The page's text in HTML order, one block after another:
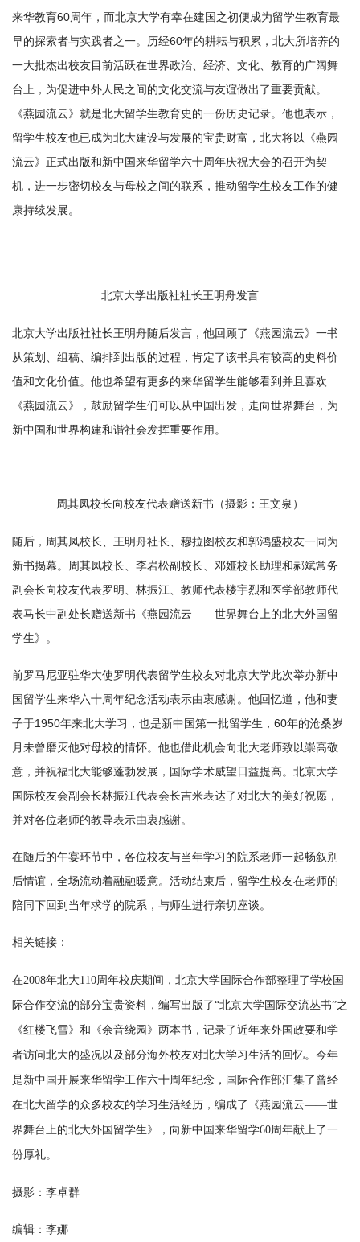
来华教育60周年，而北京大学有幸在建国之初便成为留学生教育最
早的探索者与实践者之一。历经60年的耕耘与积累，北大所培养的
一大批杰出校友目前活跃在世界政治、经济、文化、教育的广阔舞
台上，为促进中外人民之间的文化交流与友谊做出了重要贡献。
《燕园流云》就是北大留学生教育史的一份历史记录。他也表示，
留学生校友也已成为北大建设与发展的宝贵财富，北大将以《燕园
流云》正式出版和新中国来华留学六十周年庆祝大会的召开为契
机，进一步密切校友与母校之间的联系，推动留学生校友工作的健
康持续发展。
北京大学出版社社长王明舟发言
北京大学出版社社长王明舟随后发言，他回顾了《燕园流云》一书
从策划、组稿、编排到出版的过程，肯定了该书具有较高的史料价
值和文化价值。他也希望有更多的来华留学生能够看到并且喜欢
《燕园流云》，鼓励留学生们可以从中国出发，走向世界舞台，为
新中国和世界构建和谐社会发挥重要作用。
周其凤校长向校友代表赠送新书（摄影：王文泉）
随后，周其凤校长、王明舟社长、穆拉图校友和郭鸿盛校友一同为
新书揭幕。周其凤校长、李岩松副校长、邓娅校长助理和郝斌常务
副会长向校友代表罗明、林振江、教师代表楼宇烈和医学部教师代
表马长中副处长赠送新书《燕园流云——世界舞台上的北大外国留
学生》。
前罗马尼亚驻华大使罗明代表留学生校友对北京大学此次举办新中
国留学生来华六十周年纪念活动表示由衷感谢。他回忆道，他和妻
子于1950年来北大学习，也是新中国第一批留学生，60年的沧桑岁
月未曾磨灭他对母校的情怀。他也借此机会向北大老师致以崇高敬
意，并祝福北大能够蓬勃发展，国际学术威望日益提高。北京大学
国际校友会副会长林振江代表会长吉米表达了对北大的美好祝愿，
并对各位老师的教导表示由衷感谢。
在随后的午宴环节中，各位校友与当年学习的院系老师一起畅叙别
后情谊，全场流动着融融暖意。活动结束后，留学生校友在老师的
陪同下回到当年求学的院系，与师生进行亲切座谈。
相关链接：
在2008年北大110周年校庆期间，北京大学国际合作部整理了学校国
际合作交流的部分宝贵资料，编写出版了“北京大学国际交流丛书”之
《红楼飞雪》和《余音绕园》两本书，记录了近年来外国政要和学
者访问北大的盛况以及部分海外校友对北大学习生活的回忆。今年
是新中国开展来华留学工作六十周年纪念，国际合作部汇集了曾经
在北大留学的众多校友的学习生活经历，编成了《燕园流云——世
界舞台上的北大外国留学生》，向新中国来华留学60周年献上了一
份厚礼。
摄影：李卓群
编辑：李娜